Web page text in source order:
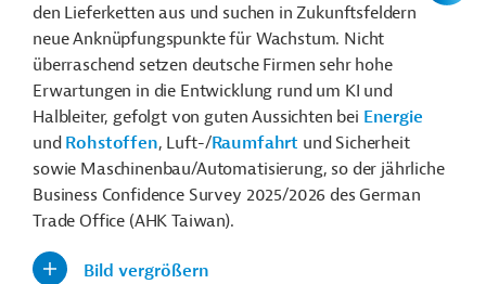
den Lieferketten aus und suchen in Zukunftsfeldern
neue Anknüpfungspunkte für Wachstum. Nicht
überraschend setzen deutsche Firmen sehr hohe
Erwartungen in die Entwicklung rund um KI und
Halbleiter, gefolgt von guten Aussichten bei Energie
und Rohstoffen, Luft-/Raumfahrt und Sicherheit
sowie Maschinenbau/Automatisierung, so der jährliche
Business Confidence Survey 2025/2026 des German
Trade Office (AHK Taiwan).
Bild vergrößern